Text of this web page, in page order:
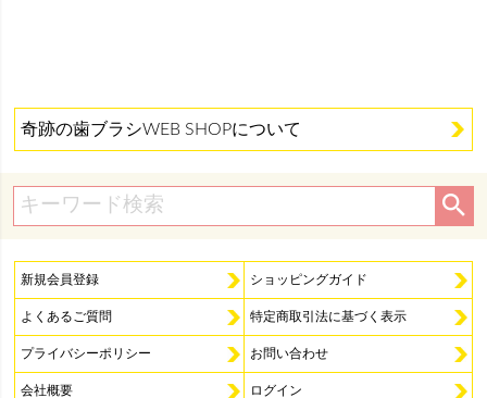
奇跡の歯ブラシWEB SHOPについて
新規会員登録 ショッピングガイド
よくあるご質問 特定商取引法に基づく表示
プライバシーポリシー お問い合わせ
会社概要 ログイン